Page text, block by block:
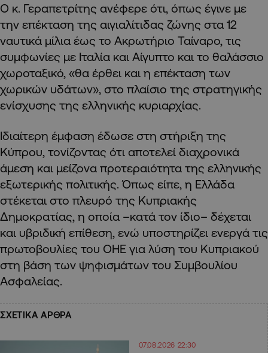
Ο κ. Γεραπετρίτης ανέφερε ότι, όπως έγινε με
την επέκταση της αιγιαλίτιδας ζώνης στα 12
ναυτικά μίλια έως το Ακρωτήριο Ταίναρο, τις
συμφωνίες με Ιταλία και Αίγυπτο και το θαλάσσιο
χωροταξικό, «θα έρθει και η επέκταση των
χωρικών υδάτων», στο πλαίσιο της στρατηγικής
ενίσχυσης της ελληνικής κυριαρχίας.
Ιδιαίτερη έμφαση έδωσε στη στήριξη της
Κύπρου, τονίζοντας ότι αποτελεί διαχρονικά
άμεση και μείζονα προτεραιότητα της ελληνικής
εξωτερικής πολιτικής. Όπως είπε, η Ελλάδα
στέκεται στο πλευρό της Κυπριακής
Δημοκρατίας, η οποία –κατά τον ίδιο– δέχεται
και υβριδική επίθεση, ενώ υποστηρίζει ενεργά τις
πρωτοβουλίες του ΟΗΕ για λύση του Κυπριακού
στη βάση των ψηφισμάτων του Συμβουλίου
Ασφαλείας.
ΣΧΕΤΙΚΑ ΑΡΘΡΑ
07.08.2026 22:30